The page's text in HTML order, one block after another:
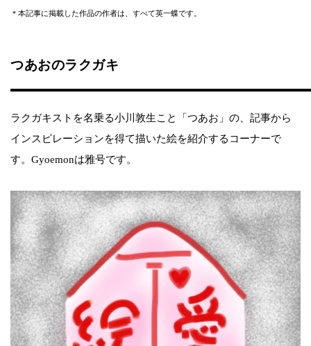
＊本記事に掲載した作品の作者は、すべて英一蝶です。
つあおのラクガキ
ラクガキストを名乗る小川敦生こと「つあお」の、記事から
インスピレーションを得て描いた絵を紹介するコーナーで
す。Gyoemonは雅号です。